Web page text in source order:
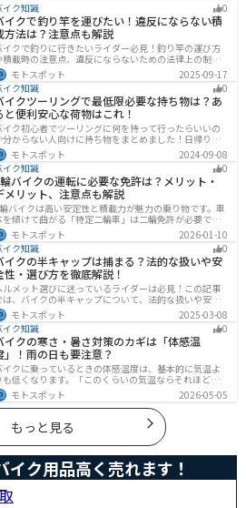
イク知識 0
イクで釣り竿を運びたい！違反にならない積
方法は？注意点も解説
イクで釣りに行きたいライダー必見！釣り竿の運び方
積載時の注意点、違反にならないための法律上の制限
解説。風の影響やバランス、安全面のポイントを押さ
つつ、おすすめのロッドケース・ロッドホルダー・コ
パクトロッドも紹介。ツーリング途中に気軽に釣りを
しみたい方にも最適な情報が満載
モトスポット
2025-09-17
イク知識
0
イクツーリングで最低限必要な持ち物は？あ
と便利安心な荷物はこれ！
イク初心者でツーリングに何を持って行ったらいいの
分からない人向けに持ち物をまとめました！日帰りや1
以上の日数別、トラブル対策やメンテ用品、出先であ
と便利なアイテムまで全て解説しています。アレを忘
た！持ってきたけど使わなかったなど出先で困らない
う自分に必要な荷物を把握しておきましょう。
モトスポット
2024-09-08
イク知識
0
バイクの運転に必要な免許は？メリット・
メリット、注意点も解説
バイクは高い安定性と積載力が魅力の乗り物です。車
を傾けて曲がる「特定二輪車」は二輪免許が必要です
、自立する「トライク」は普通自動車免許で運転で
、ヘルメット着用も任意です。維持費はバイク並みです
、運転特性や駐車ルールは車種により異なるため、事
の確認が大切です。
モトスポット
2026-01-10
イク知識
0
イクの半キャップは捕まる？法的な扱いや安
性・選び方を徹底解説！
ルメット選びに迷っているライダーは必見！この記事
は、バイクの半キャップについて、法的な扱いや安全
、選び方を詳しく解説しています。実は、法律で認め
れていても、状況によっては違法となる可能性がある
で注意が必要です。この記事を読めば、ヘルメットを
しく選ぶヒントが得られます。
モトスポット
2025-03-08
イク知識
0
イクの寒さ・暑さ対策のカギは「体感温
」！雨の日も要注意？
イクに乗っているときの体感温度は、基本的に気温よ
も低くなります。「このくらいの気温ならそれほど寒
ないだろう」そう考えて通常の装備でバイクに乗った
大変な目に遭った・・・そんな経験のあるライダーも
いのではないでしょうか。今回はバイク走行中の体感
温度についてご紹介します。体感温度を考慮した快適走
行のポイントもまとめました。季節や天候を問わずバイ
に乗る！そんなライダーの方はぜひ参考にしてみてく
さい。[phtml blog-first-h2-module]バイク走行時の体
温度は気温より低め？バイク走行時の体感温度は気温
同じではありません。なぜ
モトスポット 2026-05-05
もっと見る
イク用品高く売れます！